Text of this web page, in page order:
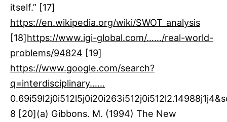
itself.” [17]​
https://en.wikipedia.org/wiki/SWOT_analysis
[18]​https://www.igi-global.com/……/real-world-
problems/94824 [19]​
https://www.google.com/search?
q=interdisciplinary……
8 [20]​(a) Gibbons. M. (1994) The New